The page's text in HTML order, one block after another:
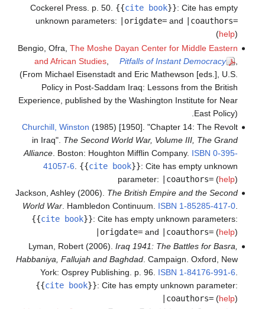
Cockerel Press. p. 50. {{cite book}}:Cite has empty
unknown parameters:
|origdate= and
|coauthors=
(help)
Bengio, Ofra,The Moshe Dayan Center for Middle Eastern
and African Studies
Pitfalls of Instant Democracy
(From Michael Eisenstadt and Eric Mathewson [eds.], U.S.
Policy in Post-Saddam Iraq: Lessons from the British
Experience, published by the Washington Institute for Near
East Policy).
Churchill, Winston (1985) [1950]. "Chapter 14: The Revolt
in Iraq". The Second World War, Volume III, The Grand
Alliance . Boston: Houghton Mifflin Company. ISBN 0-395-
41057-6
{{cite book}}:Cite has empty unknown
parameter:
|coauthors= (help)
Jackson, Ashley (2006). The British Empire and the Second
World War. Hambledon Continuum. ISBN 1-85285-417-0.
{{cite book}}:Cite has empty unknown parameters:
|origdate= and |coauthors= (help)
Lyman, Robert (2006).Iraq 1941: The Battles for Basra,
Habbaniya, Fallujah and Baghdad . Campaign. Oxford, New
York: Osprey Publishing. p. 96. ISBN 1-84176-991-6
{{cite book}}:Cite has empty unknown parameter:
|coauthors= (help)